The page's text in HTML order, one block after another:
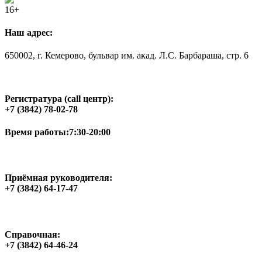
16+
Наш адрес:
650002, г. Кемерово, бульвар им. акад. Л.С. Барбараша, стр. 6
Регистратура (call центр):
+7 (3842) 78-02-78
Время работы:7:30-20:00
Приёмная руководителя:
+7 (3842) 64-17-47
Справочная:
+7 (3842) 64-46-24